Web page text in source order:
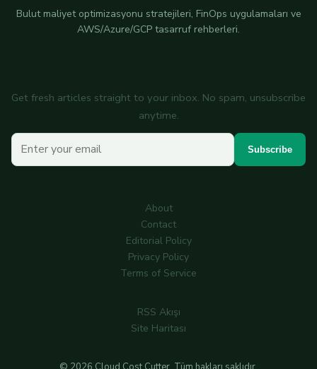
Bulut maliyet optimizasyonu stratejileri, FinOps uygulamaları ve
AWS/Azure/GCP tasarruf rehberleri.
Get fresh articles straight to your inbox. No spam, unsubscribe
anytime.
Your email Subscribe
About
Contact
Editorial Policy
Privacy Policy
Terms of Service
RSS Akışı
Site Haritası